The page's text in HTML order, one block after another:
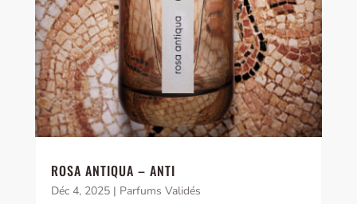
ROSA ANTIQUA – ANTI
Déc 4, 2025| Parfums Validés